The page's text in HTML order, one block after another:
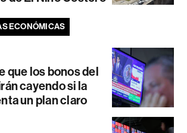
ECONÓMICAS
que los bonos del
cayendo si la
un plan claro